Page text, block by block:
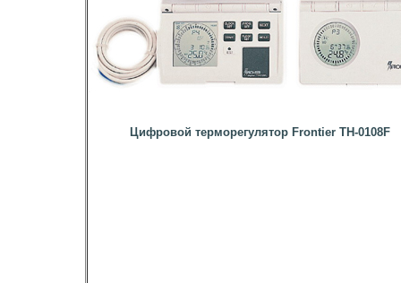
Цифровой терморегулятор Frontier TH-0108F